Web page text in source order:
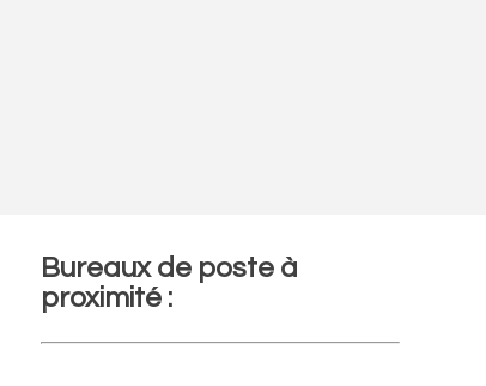
Bureaux de poste à
proximité :